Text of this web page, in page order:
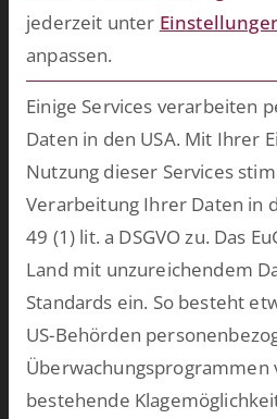
entwickeln.mehr >>
Zukünftig mehr über ESCRIBA
Einfach hier für unseren E-Mail
Ich habe die Hinweise zum
genommen.*
Eintragen
jederzeit unter
anpassen.
Einige Services verarbeiten
Daten in den USA. Mit Ihrer
Nutzung dieser Services
Verarbeitung Ihrer Daten in
49 (1) lit. a DSGVO zu. Das
Land mit unzureichendem
Standards ein. So besteht
US-Behörden
Überwachungsprogrammen
bestehende